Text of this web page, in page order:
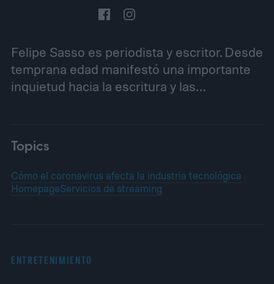
Felipe Sasso es periodista y escritor. Desde
temprana edad manifestó una importante
inquietud hacia la escritura y las…
Topics
Cómo el coronavirus afecta la industria tecnológica
HomepageServicios de streaming
ENTRETENIMIENTO